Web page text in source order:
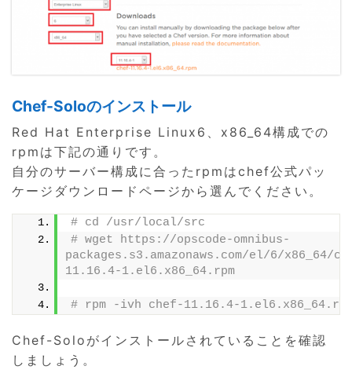
Chef-Soloのインストール
Red Hat Enterprise Linux6、x86_64構成での
rpmは下記の通りです。
自分のサーバー構成に合ったrpmはchef公式パッ
ケージダウンロードページから選んでください。
# cd /usr/local/src
# wget https://opscode-omnibus-
packages.s3.amazonaws.com/el/6/x86_64/
11.16.4-1.el6.x86_64.rpm
# rpm -ivh chef-11.16.4-
Chef-Soloがインストールされていることを確認
しましょう。